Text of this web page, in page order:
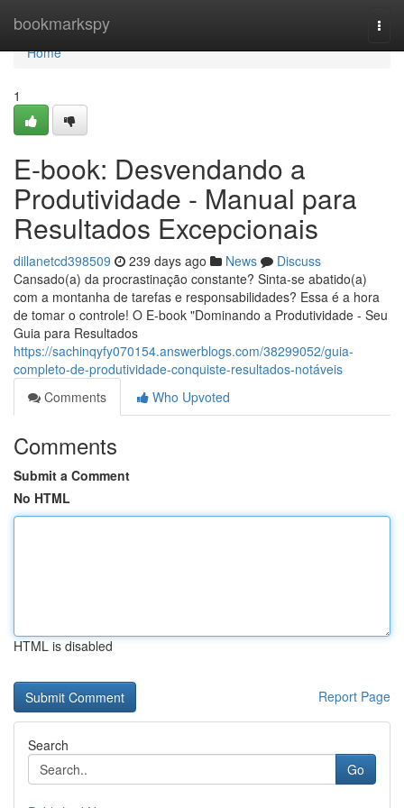
bookmarkspy
Home
Home
1
E-book: Desvendando a
Produtividade - Manual para
Resultados Excepcionais
dillanetcd398509 239 days ago News
Discuss
Cansado(a) da procrastinação constante? Sinta-se abatido(a)
com a montanha de tarefas e responsabilidades? Essa é a hora
de tomar o controle! O E-book "Dominando a Produtividade - Seu
Guia para Resultados
https://sachinqyfy070154.answerblogs.com/38299052/guia-
completo-de-produtividade-conquiste-resultados-notáveis
Comments
Who Upvoted
Comments
Submit a Comment
No HTML
HTML is disabled
Report Page
Search
Go